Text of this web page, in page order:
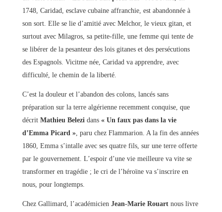
1748, Caridad, esclave cubaine affranchie, est abandonnée à
son sort. Elle se lie d’amitié avec Melchor, le vieux gitan, et
surtout avec Milagros, sa petite-fille, une femme qui tente de
se libérer de la pesanteur des lois gitanes et des persécutions
des Espagnols. Vicitme née, Caridad va apprendre, avec
difficulté, le chemin de la liberté.
C’est la douleur et l’abandon des colons, lancés sans
préparation sur la terre algérienne recemment conquise, que
décrit Mathieu Belezi dans « Un faux pas dans la vie
d’Emma Picard », paru chez Flammarion. A la fin des années
1860, Emma s’intalle avec ses quatre fils, sur une terre offerte
par le gouvernement. L’espoir d’une vie meilleure va vite se
transformer en tragédie ; le cri de l’héroïne va s’inscrire en
nous, pour longtemps.
Chez Gallimard, l’académicien Jean-Marie Rouart nous livre